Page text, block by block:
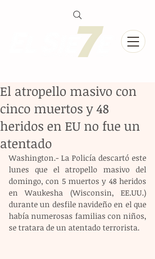
El atropello masivo con
cinco muertos y 48
heridos en EU no fue un
atentado
Washington.- La Policía descartó este
lunes que el atropello masivo del
domingo, con 5 muertos y 48 heridos
en Waukesha (Wisconsin, EE.UU.)
durante un desfile navideño en el que
había numerosas familias con niños,
se tratara de un atentado terrorista.